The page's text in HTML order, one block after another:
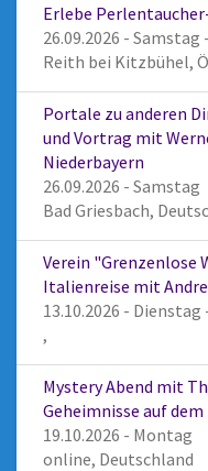
Erlebe
26.09.2026 - Samstag
Reith bei Kitzbühel,
Portale zu anderen
und Vortrag mit
Niederbayern
26.09.2026 - Samstag
Bad Griesbach,
Verein
Italienreise mit
13.10.2026 -
,
Mystery Abend mit
Geheimnisse auf
19.10.2026 - Montag
online, Deutschland